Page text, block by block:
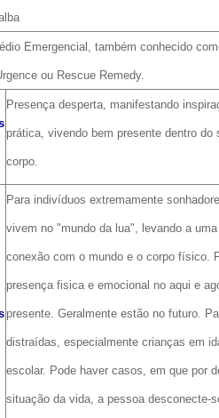
Emergencial, também conhecido
ou Rescue Remedy.
Presença desperta, manifestando
prática, vivendo bem presente dentro do
corpo.
Para indivíduos extremamente
vivem no "mundo da lua", levando a
conexão com o mundo e o corpo físico.
presença fisica e emocional no aqui e
presente. Geralmente estão no futuro.
distraídas, especialmente crianças em
escolar. Pode haver casos, em que por
situação da vida, a pessoa desconecte-